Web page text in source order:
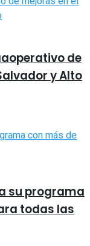
de
y Alto
su programa
todas las